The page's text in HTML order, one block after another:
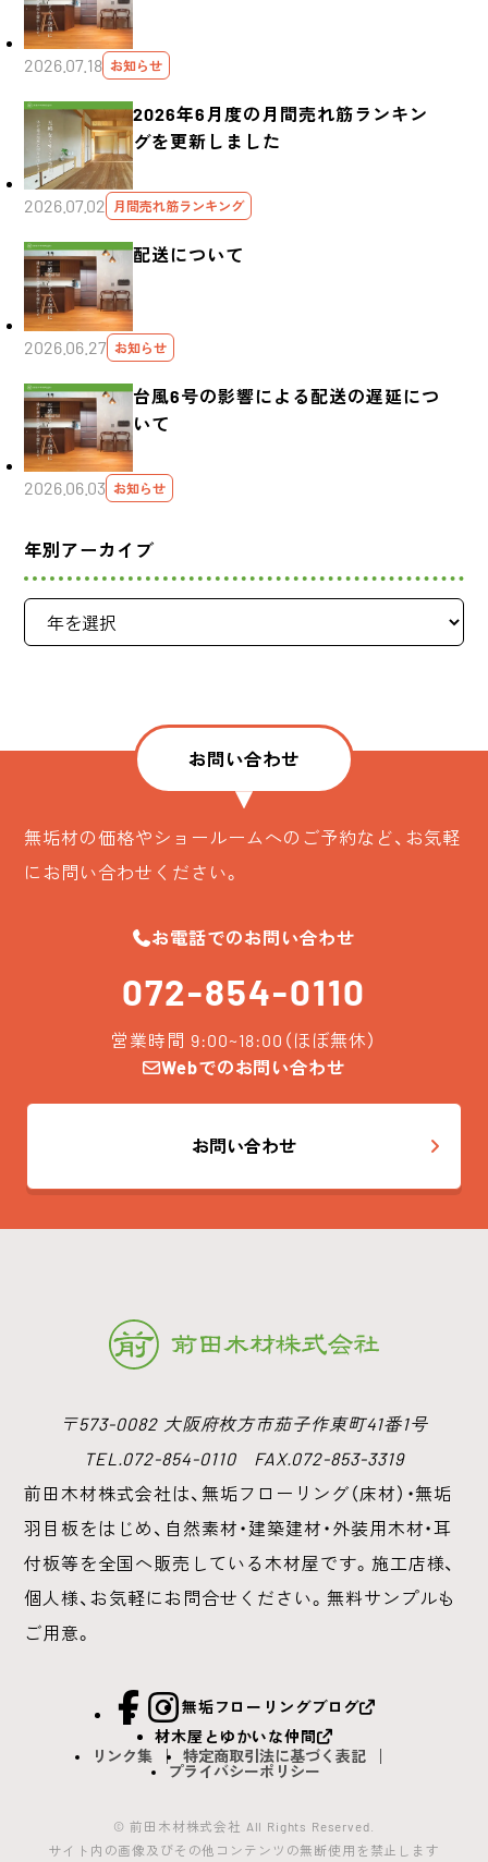
2026.07.18 お知らせ
2026年6月度の月間売れ筋ランキン
グを更新しました
2026.07.02 月間売れ筋ランキング
配送について
2026.06.27 お知らせ
台風6号の影響による配送の遅延につ
いて
2026.06.03 お知らせ
年別アーカイブ
お問い合わせ
無垢材の価格やショールームへのご予約など、お気軽
にお問い合わせください。
お電話でのお問い合わせ
072-854-0110
営業時間 9:00~18:00（ほぼ無休）
Webでのお問い合わせ
お問い合わせ
〒573-0082 大阪府枚方市茄子作東町41番1号
TEL.072-854-0110 FAX.072-853-3319
前田木材株式会社は、無垢フローリング（床材）・無垢
羽目板をはじめ、 自然素材・建築建材・外装用木材・耳
付板等を全国へ販売している木材屋です。 施工店様、
個人様、お気軽にお問合せください。無料サンプルも
ご用意。
facebook
Instagram
無垢フローリングブログ
材木屋とゆかいな仲間
リンク集
特定商取引法に基づく表記
プライバシーポリシー
© 前田木材株式会社 All Rights Reserved.
サイト内の画像及びその他コンテンツの無断使用を禁止します